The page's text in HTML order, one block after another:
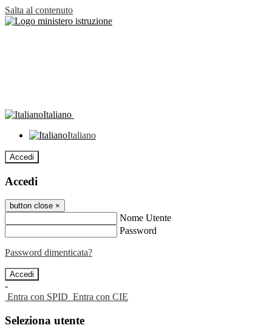
Salta al contenuto
Italiano
Italiano
Accedi
Accedi
button close ×
Nome Utente
Password
Password dimenticata?
-
Entra con SPID Entra con CIE
Seleziona utente